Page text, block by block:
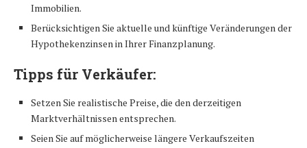
Immobilien.
Berücksichtigen Sie aktuelle und künftige Veränderungen der
Hypothekenzinsen in Ihrer Finanzplanung.
Tipps für Verkäufer:
Setzen Sie realistische Preise, die den derzeitigen
Marktverhältnissen entsprechen.
Seien Sie auf möglicherweise längere Verkaufszeiten